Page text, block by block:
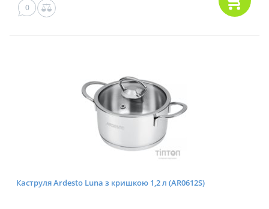
0
Каструля Ardesto Luna з кришкою 1,2 л (AR0612S)